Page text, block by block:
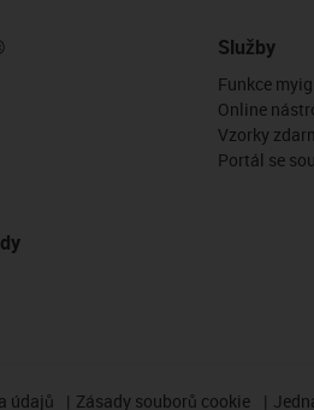
Služby
Funkce
Online
Vzorky
Portál se
údajů Zásady souborů cookie